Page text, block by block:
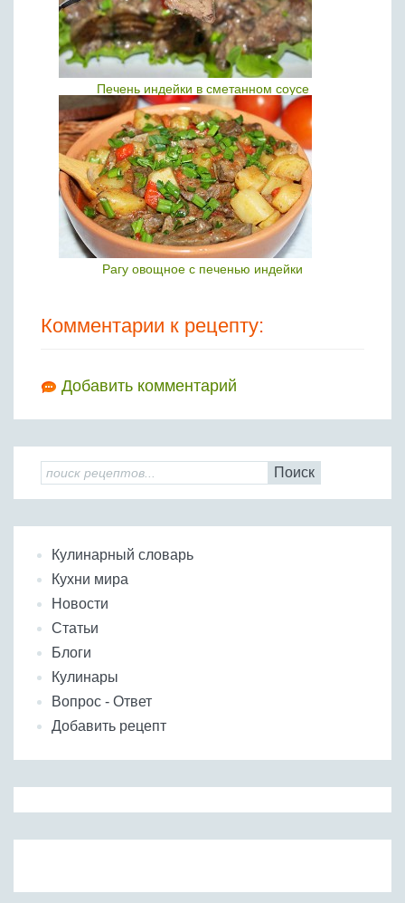
Печень индейки в сметанном соусе
Рагу овощное с печенью индейки
Комментарии к рецепту:
Добавить комментарий
Поиск
Кулинарный словарь
Кухни мира
Новости
Статьи
Блоги
Кулинары
Вопрос - Ответ
Добавить рецепт